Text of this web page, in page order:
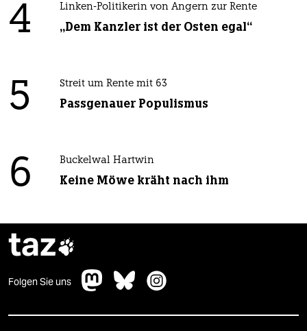
4 Linken-Politikerin von Angern zur Rente
„Dem Kanzler ist der Osten egal“
5 Streit um Rente mit 63
Passgenauer Populismus
6 Buckelwal Hartwin
Keine Möwe kräht nach ihm
taz
Folgen Sie uns